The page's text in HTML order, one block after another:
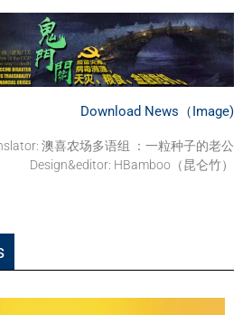
Download News（Image)
澳喜农场多语组 ：一粒种子的老公
Design&editor: HBamboo（昆仑竹）